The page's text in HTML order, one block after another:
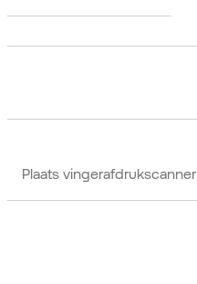
Plaats vingerafdrukscanner